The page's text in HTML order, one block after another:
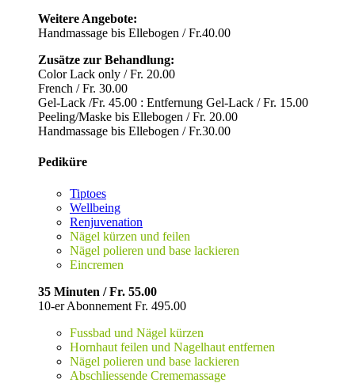
Weitere Angebote:
Handmassage bis Ellebogen / Fr.40.00
Zusätze zur Behandlung:
Color Lack only / Fr. 20.00
French / Fr. 30.00
Gel-Lack /Fr. 45.00 : Entfernung Gel-Lack / Fr. 15.00
Peeling/Maske bis Ellebogen / Fr. 20.00
Handmassage bis Ellebogen / Fr.30.00
Pediküre
Tiptoes
Wellbeing
Renjuvenation
Nägel kürzen und feilen
Nägel polieren und base lackieren
Eincremen
35 Minuten / Fr. 55.00
10-er Abonnement Fr. 495.00
Fussbad und Nägel kürzen
Hornhaut feilen und Nagelhaut entfernen
Nägel polieren und base lackieren
Abschliessende Crememassage